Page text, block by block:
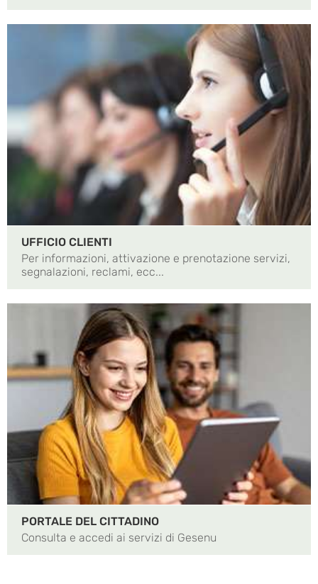
UFFICIO CLIENTI
Per informazioni, attivazione e prenotazione servizi,
segnalazioni, reclami, ecc...
PORTALE DEL CITTADINO
Consulta e accedi ai servizi di Gesenu